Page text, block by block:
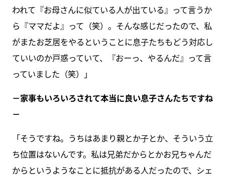
われて『お母さんに似ている人が出ている』って言うか
ら『ママだよ』って（笑）。そんな感じだったので、私
がまたお芝居をやるということに息子たちもどう対応し
ていいのか戸惑っていて、『おーっ、やるんだ』って言
っていました（笑）」
－家事もいろいろされて本当に良い息子さんたちですね
－
「そうですね。うちはあまり親とか子とか、そういう立
ち位置はないんです。私は兄弟だからとかお兄ちゃんだ
からというようなことに抵抗がある人だったので、シェ